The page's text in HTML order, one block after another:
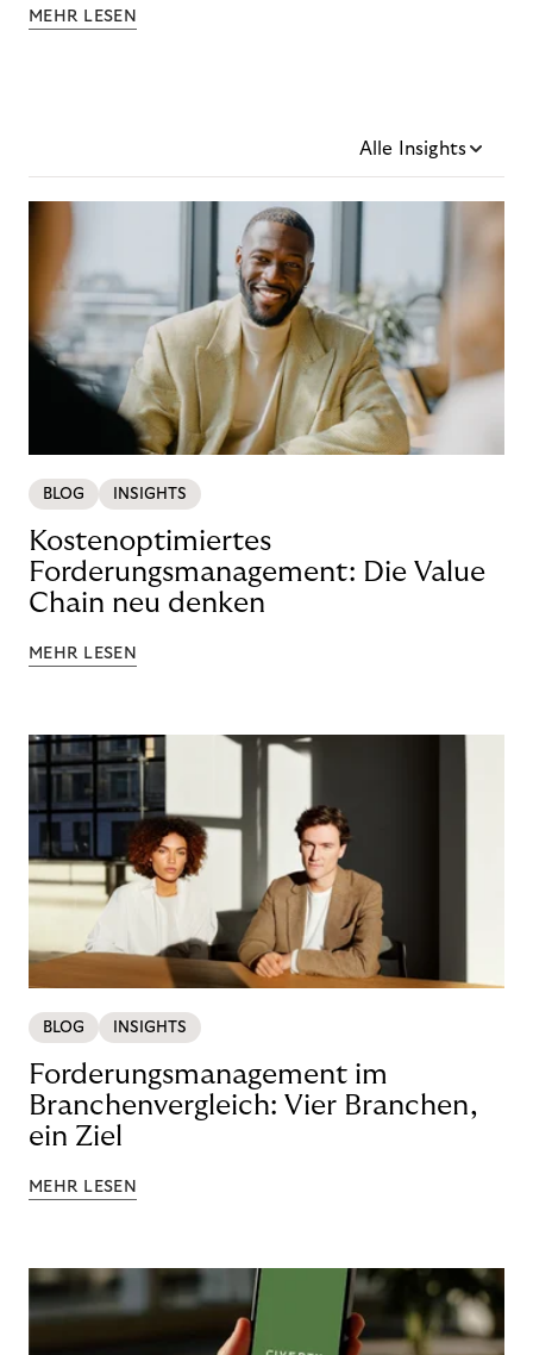
MEHR LESEN
Alle Insights
BLOG INSIGHTS
Kostenoptimiertes
Forderungsmanagement: Die Value
Chain neu denken
MEHR LESEN
BLOG INSIGHTS
Forderungsmanagement im
Branchenvergleich: Vier Branchen,
ein Ziel
MEHR LESEN